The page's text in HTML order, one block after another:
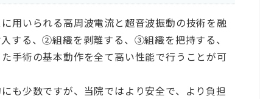
用いられる高周波電流と超音波振動の技術を融
する、②組織を剥離する、③組織を把持する、
術の基本動作を全て高い性能で行うことが可
も少数ですが、当院ではより安全で、より負担